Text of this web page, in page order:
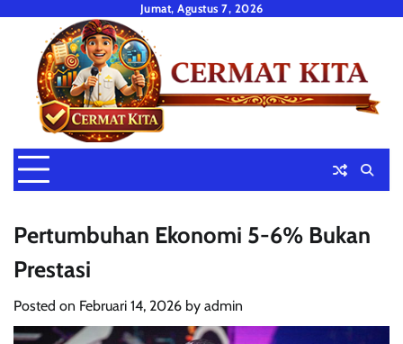
content
Jumat, Agustus 7, 2026
Pertumbuhan Ekonomi 5-6% Bukan
Prestasi
Posted on Februari 14, 2026 by admin